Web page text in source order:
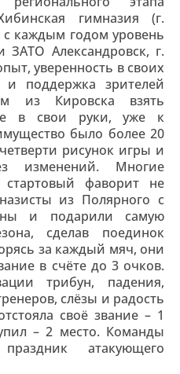
гимназия (г.
каждым годом уровень
Александровск, г.
уверенность в своих
и поддержка зрителей
из Кировска взять
в свои руки, уже к
было более 20
рисунок игры и
изменений. Многие
фаворит не
из Полярного с
и подарили самую
сделав поединок
за каждый мяч, они
в счёте до 3 очков.
трибун, падения,
слёзы и радость
своё звание – 1
– 2 место. Команды
атакующего